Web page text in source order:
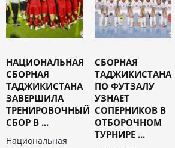
НАЦИОНАЛЬНАЯ
СБОРНАЯ
ТАДЖИКИСТАНА
ЗАВЕРШИЛА
ТРЕНИРОВОЧНЫЙ
СБОР В ...
Национальная
СБОРНАЯ
ТАДЖИКИСТАНА
ПО ФУТЗАЛУ
УЗНАЕТ
СОПЕРНИКОВ В
ОТБОРОЧНОМ
ТУРНИРЕ ...